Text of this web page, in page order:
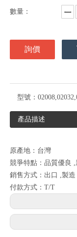
數量：
詢價
型號：
產品描述
原產地：台灣
競爭特點：品質優良
銷售方式：出口 ,製造
付款方式：T/T